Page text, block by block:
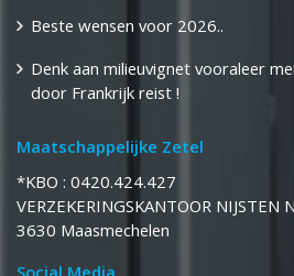
Beste wensen voor 2026..
Denk aan milieuvignet vooraleer
door Frankrijk reist !
Maatschappelijke Zetel
*KBO : 0420.424.427
​​​​​​​VERZEKERINGSKANTOOR
​​​​​​​3630 Maasmechelen